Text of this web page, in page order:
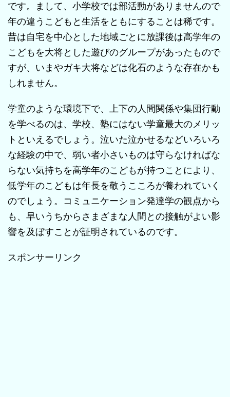
です。まして、小学校では部活動がありませんので
年の違うこどもと生活をともにすることは稀です。
昔は自宅を中心とした地域ごとに放課後は高学年の
こどもを大将とした遊びのグループがあったもので
すが、いまやガキ大将などは化石のような存在かも
しれません。
学童のような環境下で、上下の人間関係や集団行動
を学べるのは、学校、塾にはない学童最大のメリッ
トといえるでしょう。泣いた泣かせるなどいろいろ
な経験の中で、弱い者小さいものは守らなければな
らない気持ちを高学年のこどもが持つことにより、
低学年のこどもは年長を敬うこころが養われていく
のでしょう。コミュニケーション発達学の観点から
も、早いうちからさまざまな人間との接触がよい影
響を及ぼすことが証明されているのです。
スポンサーリンク